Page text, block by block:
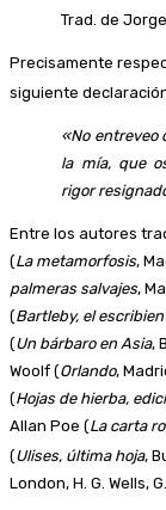
Trad. de
Precisamente
siguiente
«No entreveo
la mía, que
rigor
Entre los autores
(La metamorfosis,
palmeras salvajes,
(Bartleby, el
(Un bárbaro en Asia,
Woolf (Orlando,
(Hojas de hierba,
Allan Poe (La carta
(Ulises, última hoja,
London, H. G. Wells,